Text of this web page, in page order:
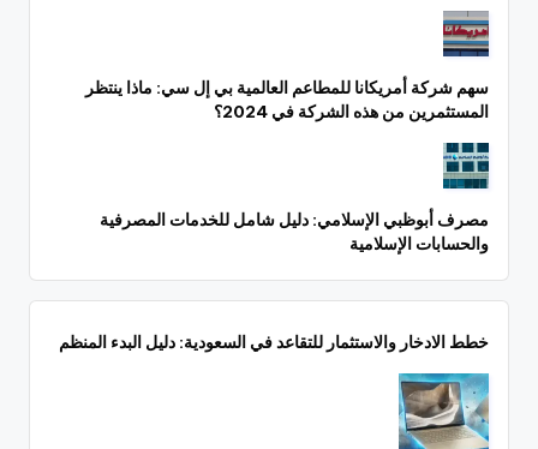
سهم شركة أمريكانا للمطاعم العالمية بي إل سي: ماذا ينتظر
المستثمرين من هذه الشركة في 2024؟
مصرف أبوظبي الإسلامي: دليل شامل للخدمات المصرفية
والحسابات الإسلامية
خطط الادخار والاستثمار للتقاعد في السعودية: دليل البدء المنظم